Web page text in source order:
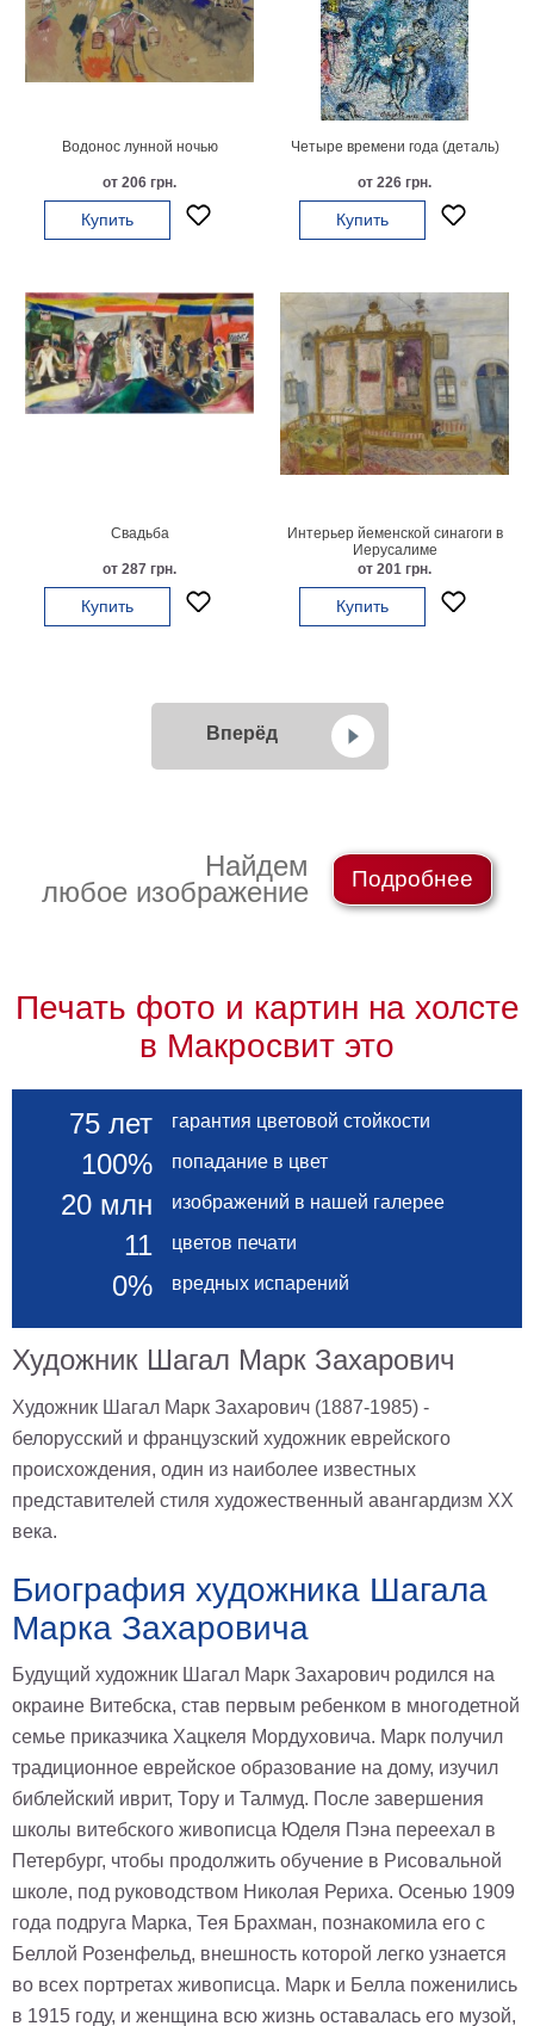
Водонос лунной ночью
от 206 грн.
Купить
Четыре времени года (деталь)
от 226 грн.
Купить
Свадьба
от 287 грн.
Купить
Интерьер йеменской синагоги в
Иерусалиме
от 201 грн.
Купить
Вперёд
Найдем
любое изображение
Подробнее
Печать фото и картин на холсте
в Макросвит это
75 лет гарантия цветовой стойкости
100% попадание в цвет
20 млн изображений в нашей галерее
11 цветов печати
0% вредных испарений
Художник Шагал Марк Захарович
Художник Шагал Марк Захарович (1887-1985) -
белорусский и французский художник еврейского
происхождения, один из наиболее известных
представителей стиля художественный авангардизм XX
века.
Биография художника Шагала
Марка Захаровича
Будущий художник Шагал Марк Захарович родился на
окраине Витебска, став первым ребенком в многодетной
семье приказчика Хацкеля Мордуховича. Марк получил
традиционное еврейское образование на дому, изучил
библейский иврит, Тору и Талмуд. После завершения
школы витебского живописца Юделя Пэна переехал в
Петербург, чтобы продолжить обучение в Рисовальной
школе, под руководством Николая Рериха. Осенью 1909
года подруга Марка, Тея Брахман, познакомила его с
Беллой Розенфельд, внешность которой легко узнается
во всех портретах живописца. Марк и Белла поженились
в 1915 году, и женщина всю жизнь оставалась его музой,